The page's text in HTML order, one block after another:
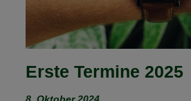
Erste Termine 2025